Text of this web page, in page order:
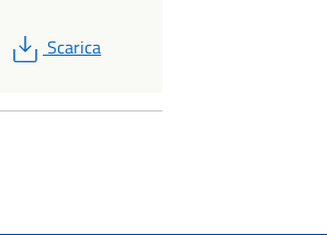
PDF
Scarica